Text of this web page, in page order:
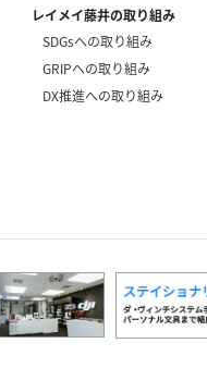
レイメイ藤井の取り組み
SDGsへの取り組み
GRIPへの取り組み
DX推進への取り組み